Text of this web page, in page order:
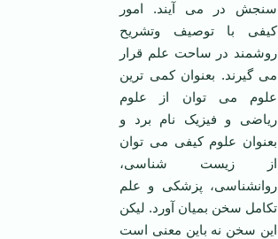
سنجش در می آیند. امور
کیفی با توصیف وتشریح
روشمند در ساحت علم قرار
می گیرند. بعنوان کمی ترین
علوم می توان از علوم
ریاضی و فیزیک نام برد و
بعنوان علوم کیفی می توان
از زیست شناسی،
روانشناسی، پزشکی و علم
تکامل سخن بمیان آورد. لیکن
این سخن نه باین معنی است